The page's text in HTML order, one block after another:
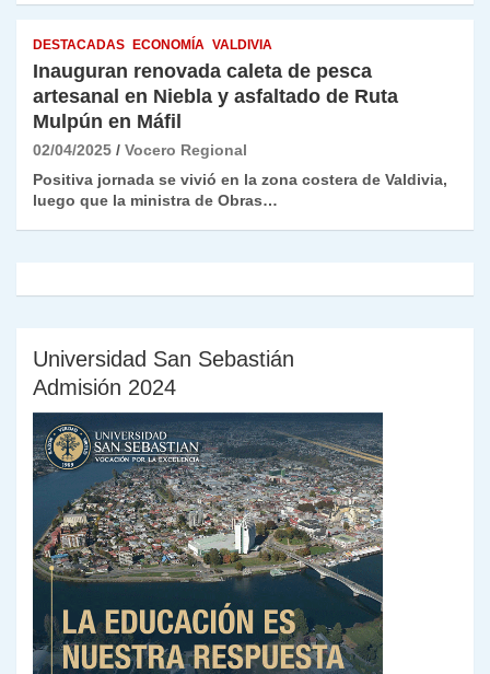
DESTACADAS ECONOMÍA VALDIVIA
Inauguran renovada caleta de pesca
artesanal en Niebla y asfaltado de Ruta
Mulpún en Máfil
02/04/2025
Vocero Regional
Positiva jornada se vivió en la zona costera de Valdivia,
luego que la ministra de Obras…
Universidad San Sebastián
Admisión 2024